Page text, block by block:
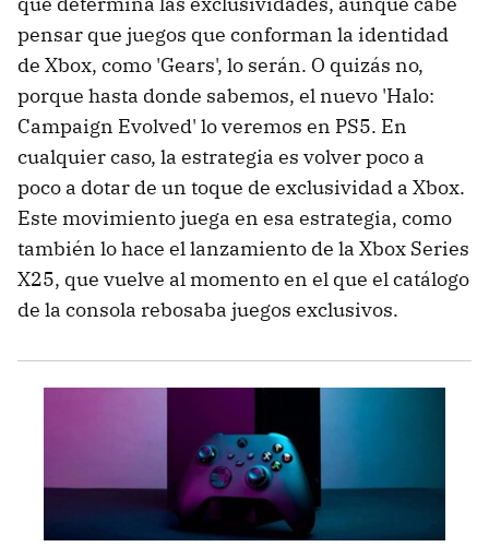
pensar que juegos que conforman la identidad
de Xbox, como 'Gears', lo serán. O quizás no,
porque hasta donde sabemos, el nuevo 'Halo:
Campaign Evolved' lo veremos en PS5. En
cualquier caso, la estrategia es volver poco a
poco a dotar de un toque de exclusividad a Xbox.
Este movimiento juega en esa estrategia, como
también lo hace el lanzamiento de la Xbox Series
X25, que vuelve al momento en el que el catálogo
de la consola rebosaba juegos exclusivos.